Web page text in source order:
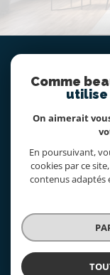
© 2026 |
Comme
utilise
On aimerait
En poursuivant,
cookies par ce
contenus adaptés